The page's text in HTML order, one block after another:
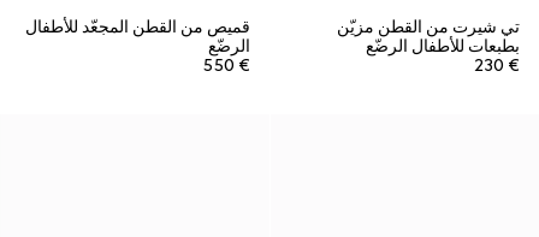
تي شيرت من القطن مزيّن
بطبعات للأطفال الرضّع
€ 230
قميص من القطن المجعّد للأطفال
الرضّع
€ 550